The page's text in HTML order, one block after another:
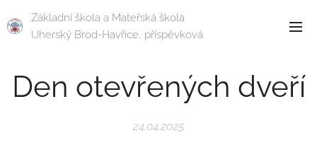
Základní škola a Mateřská škola
Uherský Brod-Havřice, příspěvková
Den otevřených dveří
24.04.2025